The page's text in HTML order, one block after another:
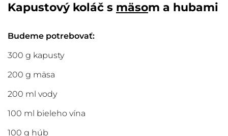
Kapustový koláč s mäsom a hubami
Budeme potrebovať:
300 g kapusty
200 g mäsa
200 ml vody
100 ml bieleho vína
100 g húb